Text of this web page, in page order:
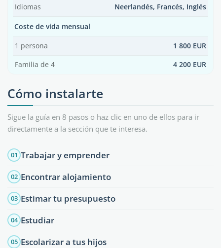
Idiomas Neerlandés, Francés, Inglés
Coste de vida mensual
1 persona 1 800 EUR
Familia de 4 4 200 EUR
Cómo instalarte
Sigue la guía en 8 pasos o haz clic en uno de ellos para ir
directamente a la sección que te interesa.
01 Trabajar y emprender
02 Encontrar alojamiento
03 Estimar tu presupuesto
04 Estudiar
05 Escolarizar a tus hijos